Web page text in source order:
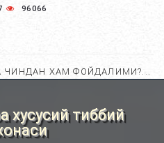
96066
ЧИНДАН ХАМ ФОЙДАЛИМИ?...
хусусий тиббий